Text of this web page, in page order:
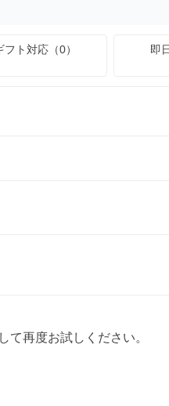
フト対応（0） 即
て再度お試しください。